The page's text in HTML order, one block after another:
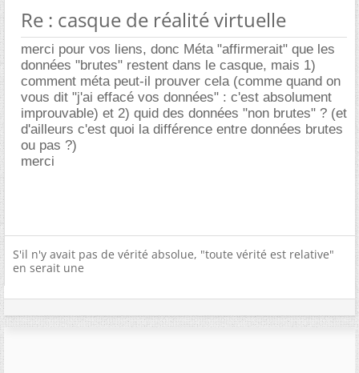
Re : casque de réalité virtuelle
merci pour vos liens, donc Méta "affirmerait" que les
données "brutes" restent dans le casque, mais 1)
comment méta peut-il prouver cela (comme quand on
vous dit "j'ai effacé vos données" : c'est absolument
improuvable) et 2) quid des données "non brutes" ? (et
d'ailleurs c'est quoi la différence entre données brutes
ou pas ?)
merci
S'il n'y avait pas de vérité absolue, "toute vérité est relative"
en serait une